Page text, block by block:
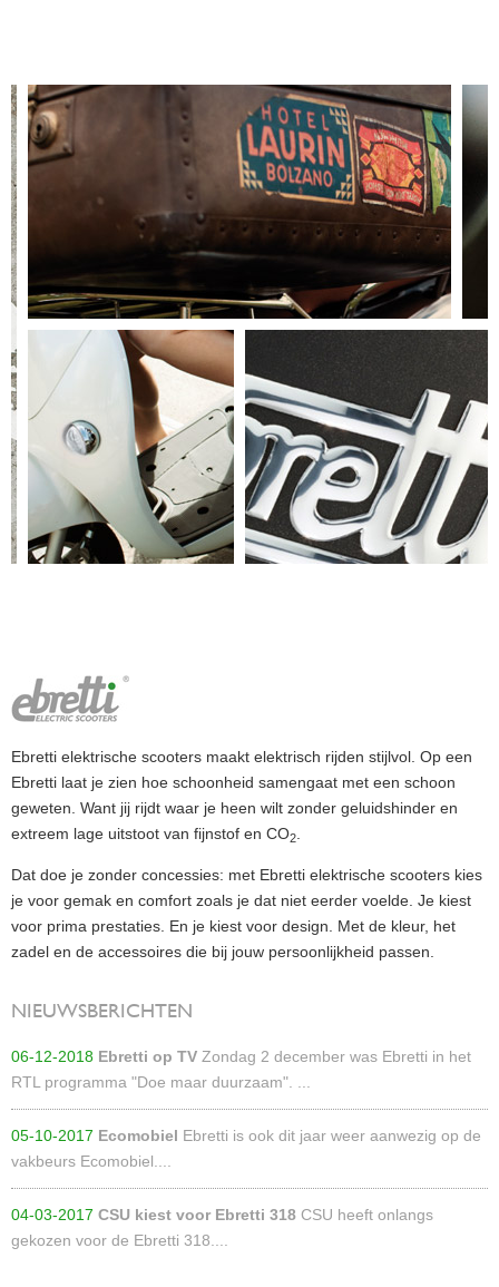
Ebretti elektrische scooters maakt elektrisch rijden stijlvol. Op een
Ebretti laat je zien hoe schoonheid samengaat met een schoon
geweten. Want jij rijdt waar je heen wilt zonder geluidshinder en
extreem lage uitstoot van fijnstof en CO2
Dat doe je zonder concessies: met Ebretti elektrische scooters kies
je voor gemak en comfort zoals je dat niet eerder voelde. Je kiest
voor prima prestaties. En je kiest voor design. Met de kleur, het
zadel en de accessoires die bij jouw persoonlijkheid passen.
NIEUWSBERICHTEN
06-12-2018 Ebretti op TV Zondag 2 december was Ebretti in het
RTL programma "Doe maar duurzaam". ...
05-10-2017 Ecomobiel Ebretti is ook dit jaar weer aanwezig op de
vakbeurs Ecomobiel....
04-03-2017 CSU kiest voor Ebretti 318 CSU heeft onlangs
gekozen voor de Ebretti 318....